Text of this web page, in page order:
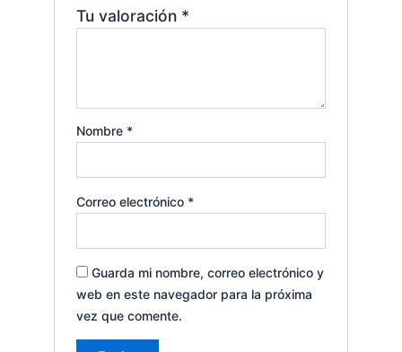
Tu valoración *
Nombre *
Correo electrónico *
Guarda mi nombre, correo electrónico y
web en este navegador para la próxima
vez que comente.